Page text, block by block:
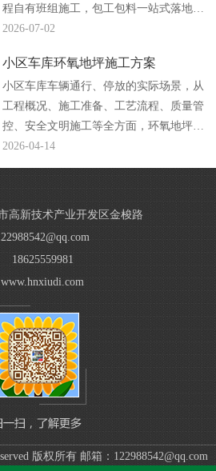
程自有班组施工，包工包料一站式落地，
厂房、车间、地下车库地坪工程均可放心
2026-07-02
小区车库环氧地坪施工方案
小区车库车辆通行、停放的实际场景，从
工程概况、施工准备、工艺流程、质量管
控、安全文明施工等全方面，环氧地坪公
司编辑完整规范了小区车库环氧地坪施工
方案，贴合现场施工落地需求。...
2026-04-14
高新技术产业开发区金梭路
18625559981
www.hnxiudi.com
版权所有 邮箱：122988542@qq.com